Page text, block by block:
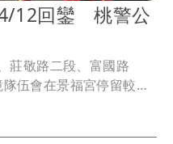
12回鑾 桃警公
莊敬路二段、富國路
伍會在景福宮停留較長